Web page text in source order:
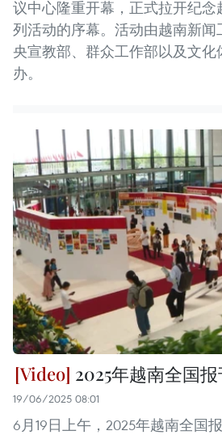
议中心隆重开幕，正式拉开纪
列活动的序幕。活动由越南新闻
央宣教部、群众工作部以及文
办。
2025年越南全国
19/06/2025 08:01
6月19日上午，2025年越南全国